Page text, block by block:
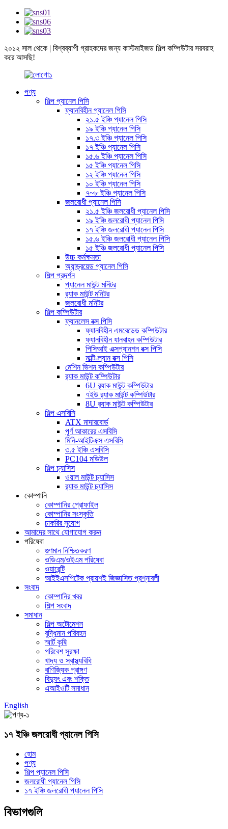
২০১২ সাল থেকে | বিশ্বব্যাপী গ্রাহকদের জন্য কাস্টমাইজড শিল্প কম্পিউটার সরবরাহ
করে আসছি!
পণ্য
শিল্প প্যানেল পিসি
ফ্যানবিহীন প্যানেল পিসি
২১.৫ ইঞ্চি প্যানেল পিসি
১৯ ইঞ্চি প্যানেল পিসি
১৭.৩ ইঞ্চি প্যানেল পিসি
১৭ ইঞ্চি প্যানেল পিসি
১৫.৬ ইঞ্চি প্যানেল পিসি
১৫ ইঞ্চি প্যানেল পিসি
১২ ইঞ্চি প্যানেল পিসি
১০ ইঞ্চি প্যানেল পিসি
৭~৮ ইঞ্চি প্যানেল পিসি
জলরোধী প্যানেল পিসি
২১.৫ ইঞ্চি জলরোধী প্যানেল পিসি
১৯ ইঞ্চি জলরোধী প্যানেল পিসি
১৭ ইঞ্চি জলরোধী প্যানেল পিসি
১৫.৬ ইঞ্চি জলরোধী প্যানেল পিসি
১৫ ইঞ্চি জলরোধী প্যানেল পিসি
উচ্চ কর্মক্ষমতা
অ্যান্ড্রয়েড প্যানেল পিসি
শিল্প প্রদর্শন
প্যানেল মাউন্ট মনিটর
র‍্যাক মাউন্ট মনিটর
জলরোধী মনিটর
শিল্প কম্পিউটার
ফ্যানলেস বক্স পিসি
ফ্যানবিহীন এমবেডেড কম্পিউটার
ফ্যানবিহীন যানবাহন কম্পিউটার
পিসিআই এক্সপ্যানশন বক্স পিসি
মাল্টি-ল্যান বক্স পিসি
মেশিন ভিশন কম্পিউটার
র‍্যাক মাউন্ট কম্পিউটার
6U র‍্যাক মাউন্ট কম্পিউটার
৭ইউ র‍্যাক মাউন্ট কম্পিউটার
8U র‍্যাক মাউন্ট কম্পিউটার
শিল্প এসবিসি
ATX মাদারবোর্ড
পূর্ণ আকারের এসবিসি
মিনি-আইটিএক্স এসবিসি
৩.৫ ইঞ্চি এসবিসি
PC104 মডিউল
শিল্প চ্যাসিস
ওয়াল মাউন্ট চ্যাসিস
র‍্যাক মাউন্ট চ্যাসিস
কোম্পানি
কোম্পানির প্রোফাইল
কোম্পানির সংস্কৃতি
চাকরির সুযোগ
আমাদের সাথে যোগাযোগ করুন
পরিষেবা
গুণমান নিশ্চিতকরণ
ওডিএম/ওইএম পরিষেবা
ওয়ারেন্টি
আইইএসপিটেক প্রায়শই জিজ্ঞাসিত প্রশ্নাবলী
সংবাদ
কোম্পানির খবর
শিল্প সংবাদ
সমাধান
শিল্প অটোমেশন
বুদ্ধিমান পরিবহন
স্মার্ট কৃষি
পরিবেশ সুরক্ষা
খাদ্য ও স্বাস্থ্যবিধি
বাণিজ্যিক প্রাঙ্গণ
বিদ্যুৎ এবং শক্তি
এআইওটি সমাধান
English
১৭ ইঞ্চি জলরোধী প্যানেল পিসি
হোম
পণ্য
শিল্প প্যানেল পিসি
জলরোধী প্যানেল পিসি
১৭ ইঞ্চি জলরোধী প্যানেল পিসি
বিভাগগুলি